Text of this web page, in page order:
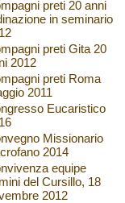
preti 20 anni
in seminario
preti Gita 20
2012
preti Roma
2011
Eucaristico
Missionario
2014
equipe
del Cursillo, 18
2012